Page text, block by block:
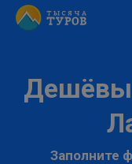
Заполните